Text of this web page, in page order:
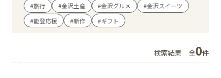
ショップニュース
アクセス・パーキング
#旅行
#金沢土産 #金沢グルメ
#金沢スイーツ
#能登応援
#新作 #ギフト
検索結果 全0件